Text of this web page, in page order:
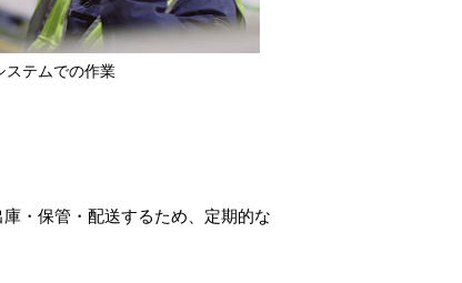
ステムでの作業
・保管・配送するため、定期的な